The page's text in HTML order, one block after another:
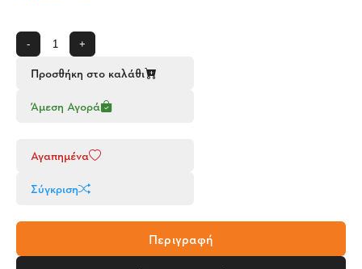
- +
Προσθήκη στο καλάθι
Άμεση Αγορά
Αγαπημένα
Σύγκριση
Περιγραφή